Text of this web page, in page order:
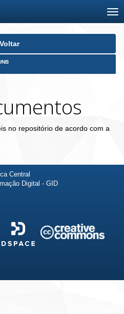
Voltar
no repositório de acordo com a
Central
Digital - GID